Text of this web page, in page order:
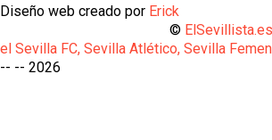
Diseño web creado por Erick
©
el Sevilla FC, Sevilla Atlético, Sevilla
-- -- 2026